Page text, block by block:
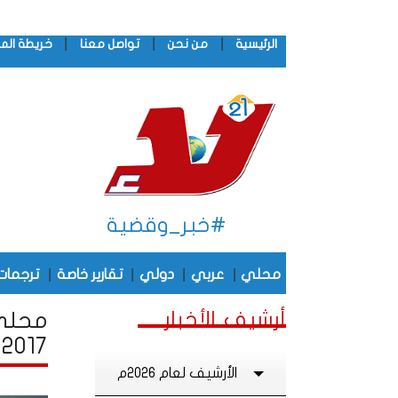
الرئيسية من نحن تواصل معنا خريطة
#خبر_وقضية
محلي عربي دولي تقارير خاصة
2017
أرشيف الأخبار
الأرشيف لعام 2026م